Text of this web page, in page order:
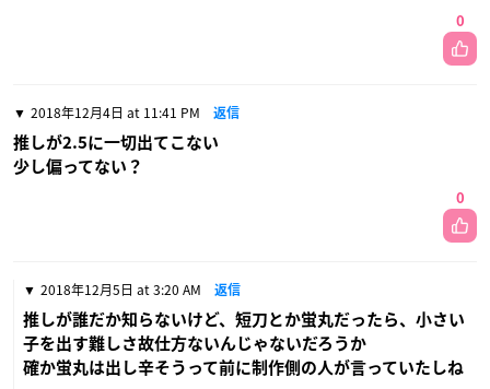
0
2018年12月4日 at 11:41 PM 返信
推しが2.5に一切出てこない
少し偏ってない？
0
2018年12月5日 at 3:20 AM 返信
推しが誰だか知らないけど、短刀とか蛍丸だったら、小さい
子を出す難しさ故仕方ないんじゃないだろうか
確か蛍丸は出し辛そうって前に制作側の人が言っていたしね